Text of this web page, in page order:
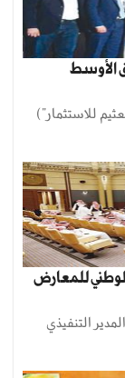
الأوسط
للاستثمار")
للمعارض
التنفيذي